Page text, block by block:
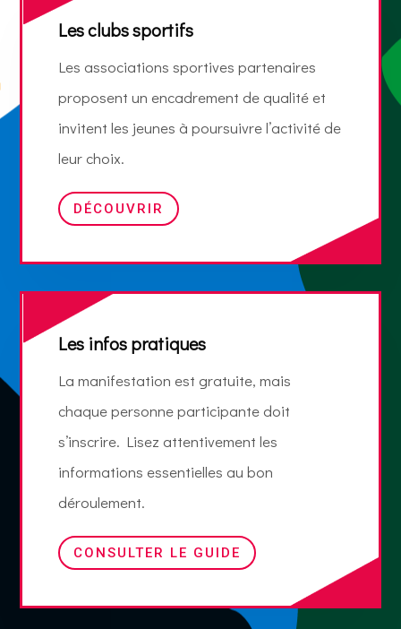
Les clubs sportifs
Les associations sportives partenaires
proposent un encadrement de qualité et
invitent les jeunes à poursuivre l’activité de
leur choix.
DÉCOUVRIR
Les infos pratiques
La manifestation est gratuite, mais
chaque personne participante doit
s’inscrire. Lisez attentivement les
informations essentielles au bon
déroulement.
CONSULTER LE GUIDE